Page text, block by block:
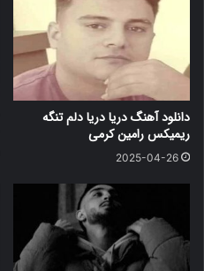
دانلود آهنگ دریا دریا دلم تنگه
ریمیکس رامین کرمی
2025-04-26